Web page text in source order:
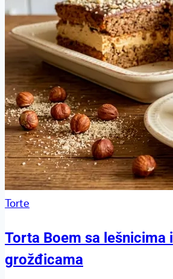
Torte
Torta Boem sa lešnicima i
grožđicama